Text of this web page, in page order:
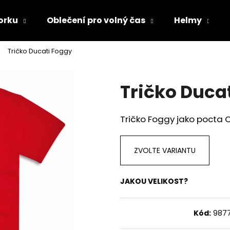
Oblečení pro volný čas Helmy
Tričko Ducati Foggy
Tričko
Tričko Foggy jako pocta
ZVOLTE VARIANTU
JAKOU VELIKOST?
Kód:
Co potřebujete najít?
HLEDAT
Doporučujeme